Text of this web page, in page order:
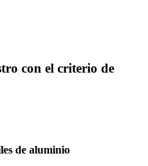
con el criterio de
de aluminio